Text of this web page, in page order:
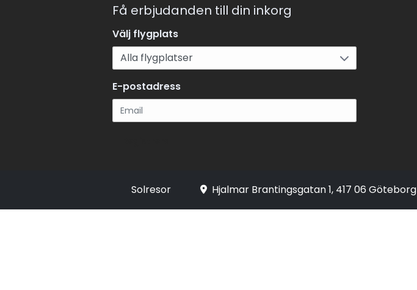
Få erbjudanden till din inkorg
Välj flygplats
E-postadress
Solresor Hjalmar Brantingsgatan 1, 417 06 Göteborg